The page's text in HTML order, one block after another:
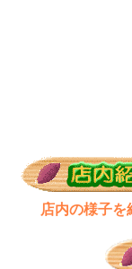
店内の様子を